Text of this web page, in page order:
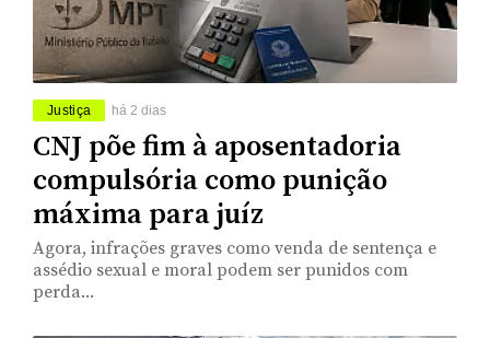
Justiça há 2 dias
CNJ põe fim à aposentadoria
compulsória como punição
máxima para juíz
Agora, infrações graves como venda de sentença e
assédio sexual e moral podem ser punidos com
perda...